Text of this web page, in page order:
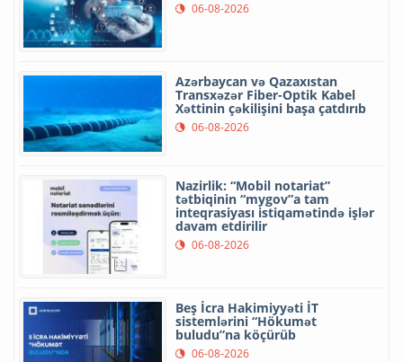
06-08-2026
Azərbaycan və Qazaxıstan
Transxəzər Fiber-Optik Kabel
Xəttinin çəkilişini başa çatdırıb
06-08-2026
Nazirlik: “Mobil notariat”
tətbiqinin “mygov”a tam
inteqrasiyası istiqamətində işlər
davam etdirilir
06-08-2026
Beş İcra Hakimiyyəti İT
sistemlərini “Hökumət
buludu”na köçürüb
06-08-2026